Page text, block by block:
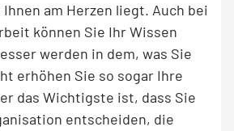
am Herzen liegt. Auch bei
können Sie Ihr Wissen
werden in dem, was Sie
erhöhen Sie so sogar Ihre
das Wichtigste ist, dass Sie
entscheiden, die